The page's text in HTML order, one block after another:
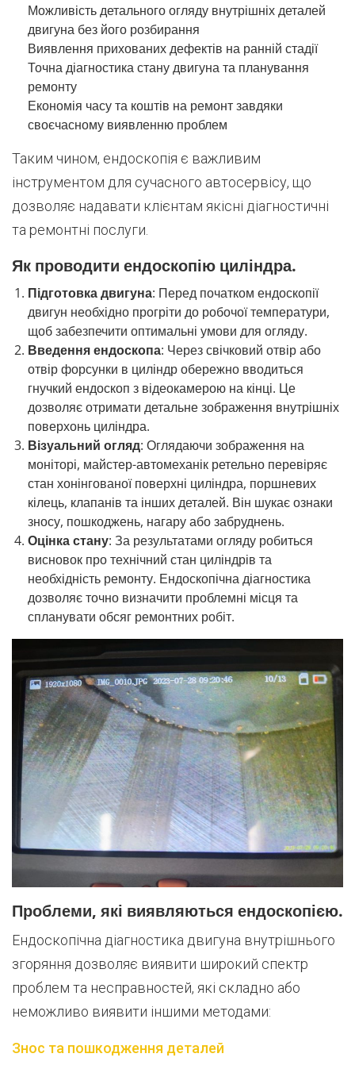
Можливість детального огляду внутрішніх деталей
двигуна без його розбирання
Виявлення прихованих дефектів на ранній стадії
Точна діагностика стану двигуна та планування
ремонту
Економія часу та коштів на ремонт завдяки
своєчасному виявленню проблем
Таким чином, ендоскопія є важливим
інструментом для сучасного автосервісу, що
дозволяє надавати клієнтам якісні діагностичні
та ремонтні послуги.
Як проводити ендоскопію циліндра.
Підготовка двигуна: Перед початком ендоскопії
двигун необхідно прогріти до робочої температури,
щоб забезпечити оптимальні умови для огляду.
Введення ендоскопа: Через свічковий отвір або
отвір форсунки в циліндр обережно вводиться
гнучкий ендоскоп з відеокамерою на кінці. Це
дозволяє отримати детальне зображення внутрішніх
поверхонь циліндра.
Візуальний огляд: Оглядаючи зображення на
моніторі, майстер-автомеханік ретельно перевіряє
стан хонінгованої поверхні циліндра, поршневих
кілець, клапанів та інших деталей. Він шукає ознаки
зносу, пошкоджень, нагару або забруднень.
Оцінка стану: За результатами огляду робиться
висновок про технічний стан циліндрів та
необхідність ремонту. Ендоскопічна діагностика
дозволяє точно визначити проблемні місця та
спланувати обсяг ремонтних робіт.
Проблеми, які виявляються ендоскопією.
Ендоскопічна діагностика двигуна внутрішнього
згоряння дозволяє виявити широкий спектр
проблем та несправностей, які складно або
неможливо виявити іншими методами:
Знос та пошкодження деталей